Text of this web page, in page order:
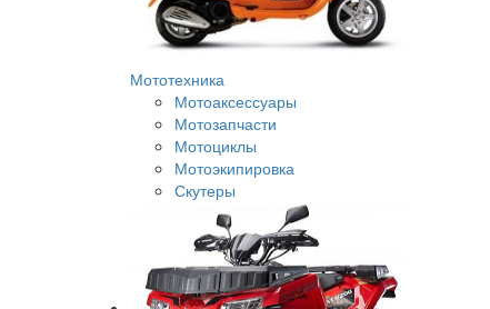
Мототехника
Мотоаксессуары
Мотозапчасти
Мотоциклы
Мотоэкипировка
Скутеры